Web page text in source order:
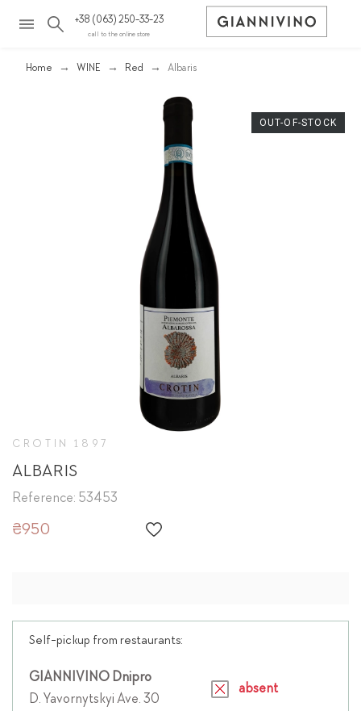
+38 (063) 250-33-23
call to the online store
Home WINE Red Albaris
OUT-OF-STOCK
CROTIN 1897
ALBARIS
Reference: 53453
₴950
Self-pickup from restaurants:
GIANNIVINO Dnipro
D. Yavornytskyi Ave. 30
absent